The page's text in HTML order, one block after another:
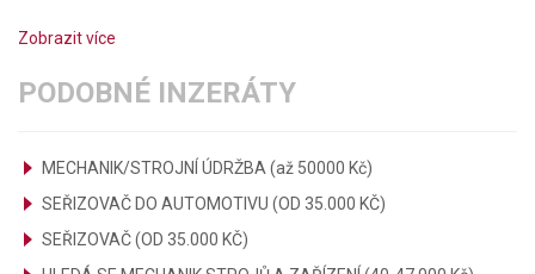
Zobrazit více
PODOBNÉ INZERÁTY
MECHANIK/STROJNÍ ÚDRŽBA (až 50000 Kč)
SEŘIZOVAČ DO AUTOMOTIVU (OD 35.000 KČ)
SEŘIZOVAČ (OD 35.000 KČ)